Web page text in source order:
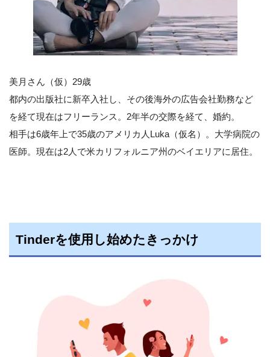
美月さん（仮）29歳
都内の出版社に新卒入社し、その後海外の広告会社勤務など
を経て現在はフリーランス。2年半の交際を経て、婚約。
相手は6歳年上で35歳のアメリカ人Luka（仮名）。大学病院の
医師。現在は2人で米カリフォルニア州のベイエリアに居住。
Tinderを使用し始めたきっかけ